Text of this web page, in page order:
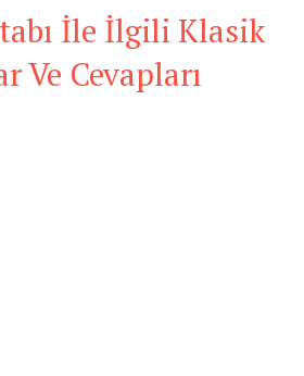
İle İlgili Klasik
Ve Cevapları